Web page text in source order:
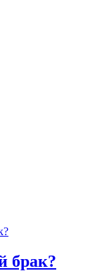
брак?